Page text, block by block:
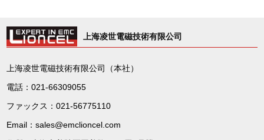
上海凌世電磁技術有限公司
上海凌世電磁技術有限公司（本社）
電話：021-66309055
ファックス：021-56775110
Email：sales@emclioncel.com